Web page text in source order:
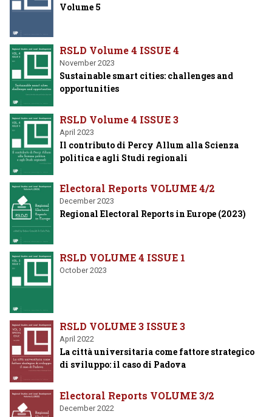
Volume 5
RSLD Volume 4 ISSUE 4
November 2023
Sustainable smart cities: challenges and
opportunities
RSLD Volume 4 ISSUE 3
April 2023
Il contributo di Percy Allum alla Scienza
politica e agli Studi regionali
Electoral Reports VOLUME 4/2
December 2023
Regional Electoral Reports in Europe (2023)
RSLD VOLUME 4 ISSUE 1
October 2023
RSLD VOLUME 3 ISSUE 3
April 2022
La città universitaria come fattore strategico
di sviluppo: il caso di Padova
Electoral Reports VOLUME 3/2
December 2022